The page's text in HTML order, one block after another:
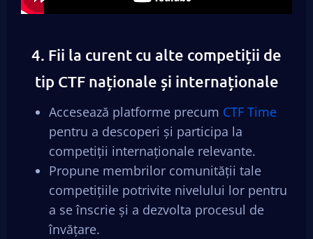
4. Fii la curent cu alte competiții de
tip CTF naționale și internaționale
Accesează platforme precum CTF Time
pentru a descoperi și participa la
competiții internaționale relevante.
Propune membrilor comunității tale
competițiile potrivite nivelului lor pentru
a se înscrie și a dezvolta procesul de
învățare.